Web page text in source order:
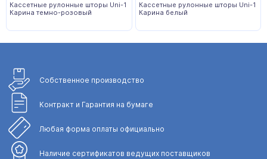
Кассетные рулонные шторы Uni-1
Карина темно-розовый
Кассетные рулонные шторы Uni-1
Карина белый
Собственное производство
Контракт и Гарантия на бумаге
Любая форма оплаты официально
Наличие сертификатов ведущих поставщиков